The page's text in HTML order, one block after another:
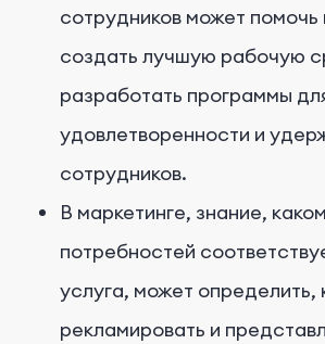
сотрудников может
создать лучшую рабочую
разработать программы
удовлетворенности и
сотрудников.
В маркетинге, знание,
потребностей
услуга, может определить,
рекламировать и